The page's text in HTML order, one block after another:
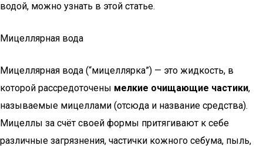
водой, можно узнать в этой статье.
Мицеллярная вода
Мицеллярная вода (“мицеллярка”) — это жидкость, в
которой рассредоточены мелкие очищающие частики,
называемые мицеллами (отсюда и название средства).
Мицеллы за счёт своей формы притягивают к себе
различные загрязнения, частички кожного себума, пыль,